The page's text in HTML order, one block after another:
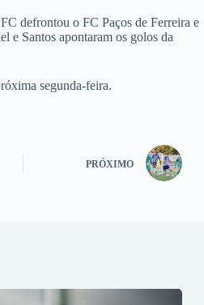
defrontou o FC Paços de Ferreira e
e Santos apontaram os golos da
segunda-feira.
PRÓXIMO